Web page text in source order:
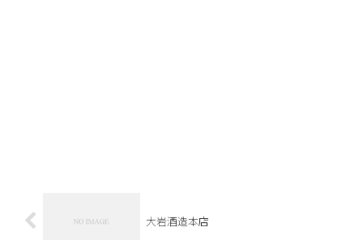
大岩酒造本店